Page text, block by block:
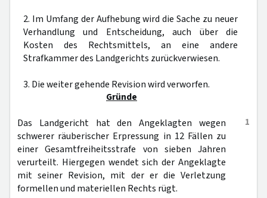
2. Im Umfang der Aufhebung wird die Sache zu neuer
Verhandlung und Entscheidung, auch über die
Kosten des Rechtsmittels, an eine andere
Strafkammer des Landgerichts zurückverwiesen.
3. Die weiter gehende Revision wird verworfen.
Gründe
1
Das Landgericht hat den Angeklagten wegen
schwerer räuberischer Erpressung in 12 Fällen zu
einer Gesamtfreiheitsstrafe von sieben Jahren
verurteilt. Hiergegen wendet sich der Angeklagte
mit seiner Revision, mit der er die Verletzung
formellen und materiellen Rechts rügt.